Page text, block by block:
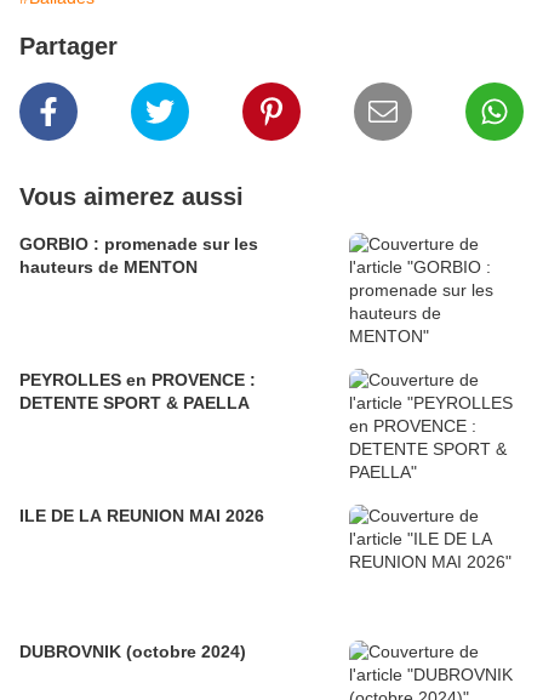
Partager
Vous aimerez aussi
GORBIO : promenade sur les
hauteurs de MENTON
PEYROLLES en PROVENCE :
DETENTE SPORT & PAELLA
ILE DE LA REUNION MAI 2026
DUBROVNIK (octobre 2024)